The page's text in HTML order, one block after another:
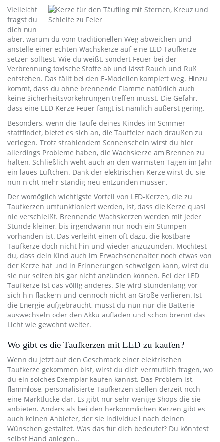
Vielleicht
fragst du
dich nun
aber, warum du vom traditionellen Weg abweichen und
anstelle einer echten Wachskerze auf eine LED-Taufkerze
setzen solltest. Wie du weißt, sondert Feuer bei der
Verbrennung toxische Stoffe ab und lässt Rauch und Ruß
entstehen. Das fällt bei den E-Modellen komplett weg. Hinzu
kommt, dass du ohne brennende Flamme natürlich auch
keine Sicherheitsvorkehrungen treffen musst. Die Gefahr,
dass eine LED-Kerze Feuer fängt ist nämlich äußerst gering.
Besonders, wenn die Taufe deines Kindes im Sommer
stattfindet, bietet es sich an, die Tauffeier nach draußen zu
verlegen. Trotz strahlendem Sonnenschein wirst du hier
allerdings Probleme haben, die Wachskerze am Brennen zu
halten. Schließlich weht auch an den wärmsten Tagen im Jahr
ein laues Lüftchen. Dank der elektrischen Kerze wirst du sie
nun nicht mehr ständig neu entzünden müssen.
Der womöglich wichtigste Vorteil von LED-Kerzen, die zu
Taufkerzen umfunktioniert werden, ist, dass die Kerze quasi
nie verschleißt. Brennende Wachskerzen werden mit jeder
Stunde kleiner, bis irgendwann nur noch ein Stumpen
vorhanden ist. Das verleiht einen oft dazu, die kostbare
Taufkerze doch nicht hin und wieder anzuzünden. Möchtest
du, dass dein Kind auch im Erwachsenenalter noch etwas von
der Kerze hat und in Erinnerungen schwelgen kann, wirst du
sie nur selten bis gar nicht anzünden können. Bei der LED
Taufkerze ist das völlig anderes. Sie wird stundenlang vor
sich hin flackern und dennoch nicht an Größe verlieren. Ist
die Energie aufgebraucht, musst du nun nur die Batterie
auswechseln oder den Akku aufladen und schon brennt das
Licht wie gewohnt weiter.
Wo gibt es die Taufkerzen mit LED zu kaufen?
Wenn du jetzt auf den Geschmack einer elektrischen
Taufkerze gekommen bist, wirst du dich vermutlich fragen, wo
du ein solches Exemplar kaufen kannst. Das Problem ist,
flammlose, personalisierte Taufkerzen stellen derzeit noch
eine Marktlücke dar. Es gibt nur sehr wenige Shops die sie
anbieten. Anders als bei den herkömmlichen Kerzen gibt es
auch keinen Anbieter, der sie individuell nach deinen
Wünschen gestaltet. Was das für dich bedeutet? Du könntest
selbst Hand anlegen..